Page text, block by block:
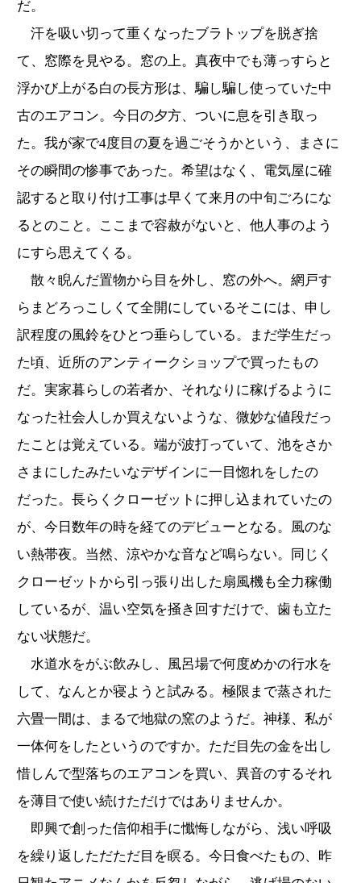
だ。
汗を吸い切って重くなったブラトップを脱ぎ捨
て、窓際を見やる。窓の上。真夜中でも薄っすらと
浮かび上がる白の長方形は、騙し騙し使っていた中
古のエアコン。今日の夕方、ついに息を引き取っ
た。我が家で4度目の夏を過ごそうかという、まさに
その瞬間の惨事であった。希望はなく、電気屋に確
認すると取り付け工事は早くて来月の中旬ごろにな
るとのこと。ここまで容赦がないと、他人事のよう
にすら思えてくる。
散々睨んだ置物から目を外し、窓の外へ。網戸す
らまどろっこしくて全開にしているそこには、申し
訳程度の風鈴をひとつ垂らしている。まだ学生だっ
た頃、近所のアンティークショップで買ったもの
だ。実家暮らしの若者か、それなりに稼げるように
なった社会人しか買えないような、微妙な値段だっ
たことは覚えている。端が波打っていて、池をさか
さまにしたみたいなデザインに一目惚れをしたの
だった。長らくクローゼットに押し込まれていたの
が、今日数年の時を経てのデビューとなる。風のな
い熱帯夜。当然、涼やかな音など鳴らない。同じく
クローゼットから引っ張り出した扇風機も全力稼働
しているが、温い空気を掻き回すだけで、歯も立た
ない状態だ。
水道水をがぶ飲みし、風呂場で何度めかの行水を
して、なんとか寝ようと試みる。極限まで蒸された
六畳一間は、まるで地獄の窯のようだ。神様、私が
一体何をしたというのですか。ただ目先の金を出し
惜しんで型落ちのエアコンを買い、異音のするそれ
を薄目で使い続けただけではありませんか。
即興で創った信仰相手に懺悔しながら、浅い呼吸
を繰り返しただただ目を瞑る。今日食べたもの、昨